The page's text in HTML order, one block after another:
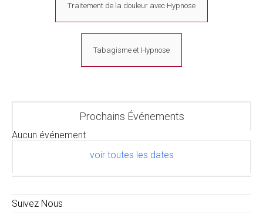
Traitement de la douleur avec Hypnose
Tabagisme et Hypnose
Prochains Événements
Aucun événement
voir toutes les dates
Suivez Nous